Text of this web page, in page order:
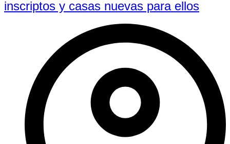
inscriptos y casas nuevas para ellos